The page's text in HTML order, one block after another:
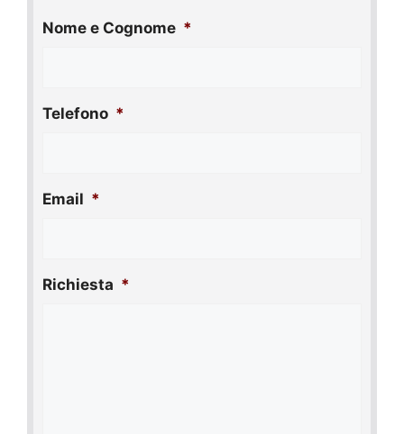
Nome e Cognome *
Telefono *
Email *
Richiesta *